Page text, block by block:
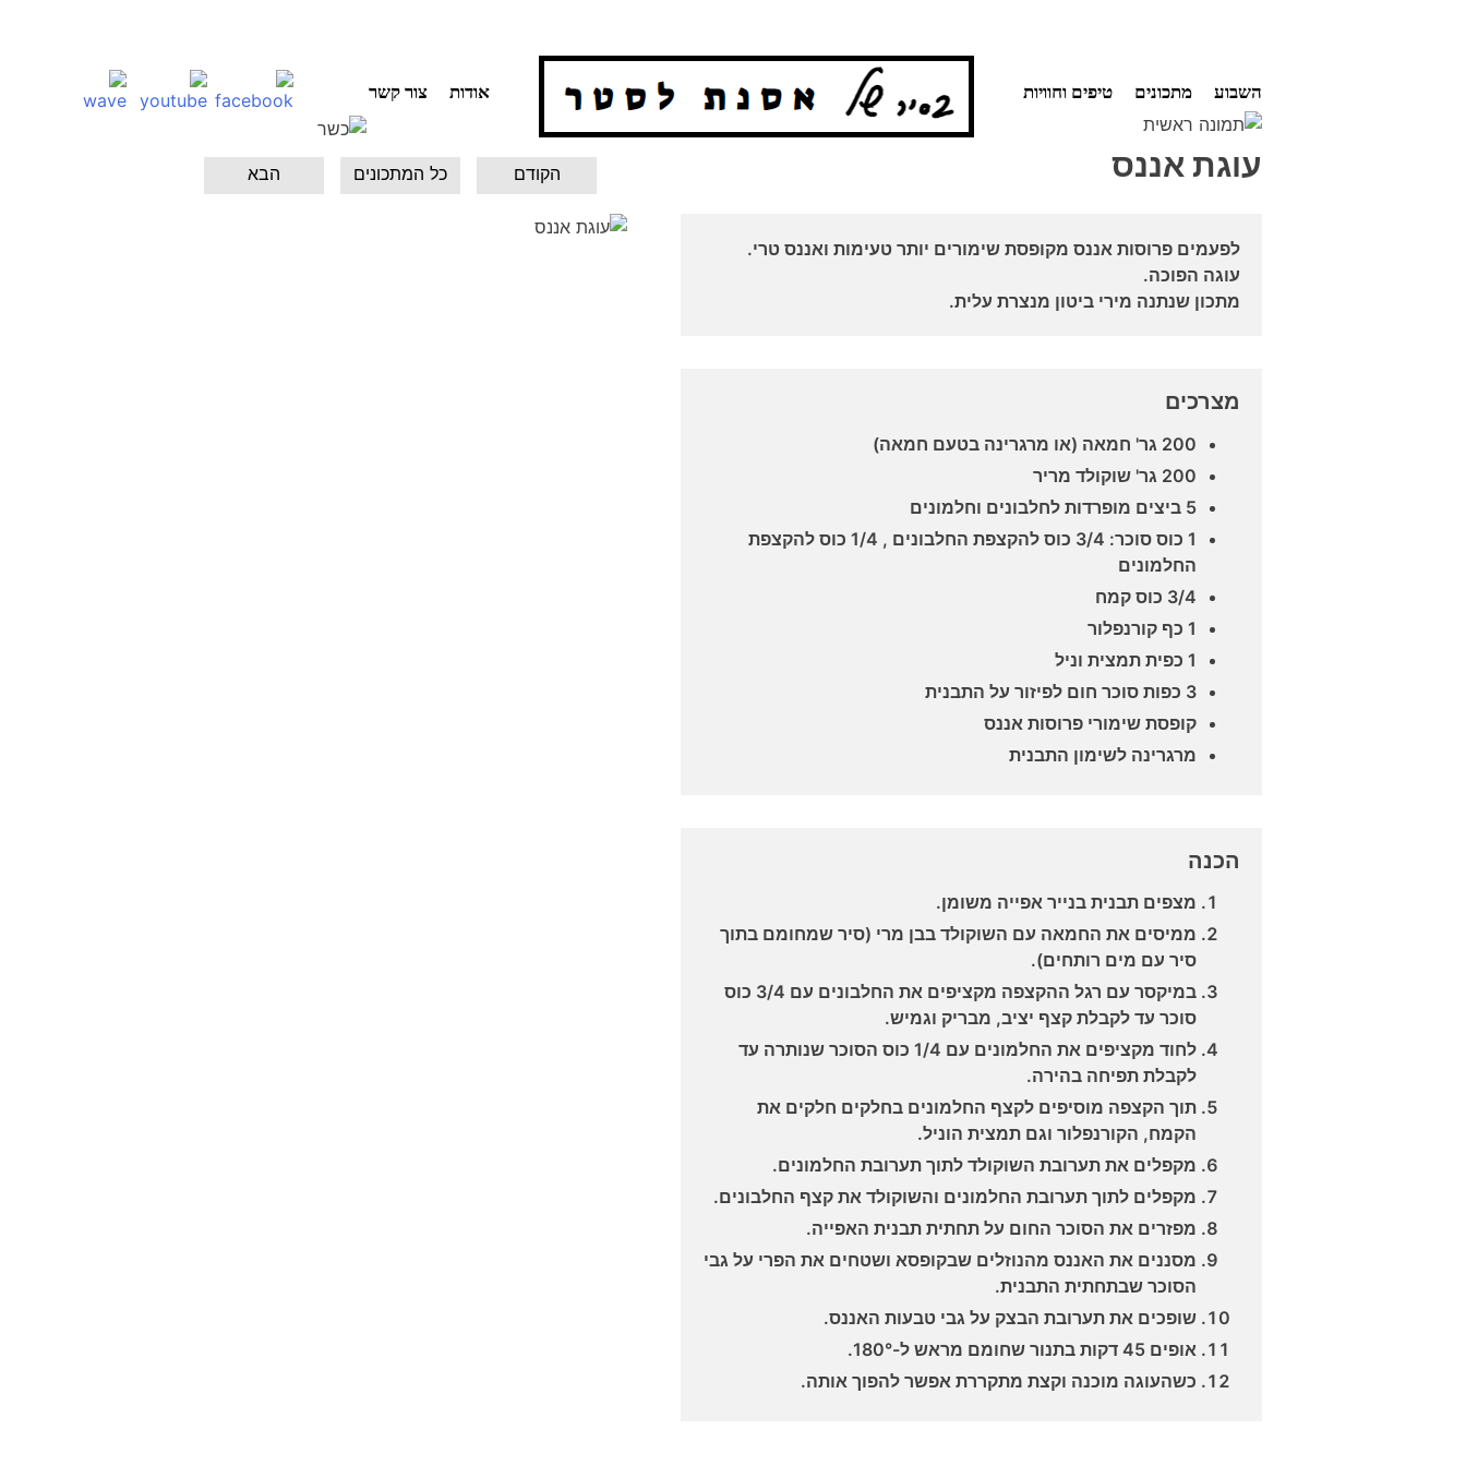
השבוע מתכונים טיפים וחוויות אודות צור קשר
עוגת אננס הבא כל המתכונים הקודם
לפעמים פרוסות אננס מקופסת שימורים יותר טעימות ואננס טרי.
עוגה הפוכה.
מתכון שנתנה מירי ביטון מנצרת עלית.
מצרכים
200 גר' חמאה (או מרגרינה בטעם חמאה)
200 גר' שוקולד מריר
5 ביצים מופרדות לחלבונים וחלמונים
1 כוס סוכר: 3/4 כוס להקצפת החלבונים , 1/4 כוס להקצפת
החלמונים
3/4 כוס קמח
1 כף קורנפלור
1 כפית תמצית וניל
3 כפות סוכר חום לפיזור על התבנית
קופסת שימורי פרוסות אננס
מרגרינה לשימון התבנית
הכנה
מצפים תבנית בנייר אפייה משומן.
ממיסים את החמאה עם השוקולד בבן מרי (סיר שמחומם בתוך
סיר עם מים רותחים).
במיקסר עם רגל ההקצפה מקציפים את החלבונים עם 3/4 כוס
סוכר עד לקבלת קצף יציב, מבריק וגמיש.
לחוד מקציפים את החלמונים עם 1/4 כוס הסוכר שנותרה עד
לקבלת תפיחה בהירה.
תוך הקצפה מוסיפים לקצף החלמונים בחלקים חלקים את
הקמח, הקורנפלור וגם תמצית הוניל.
מקפלים את תערובת השוקולד לתוך תערובת החלמונים.
מקפלים לתוך תערובת החלמונים והשוקולד את קצף החלבונים.
מפזרים את הסוכר החום על תחתית תבנית האפייה.
מסננים את האננס מהנוזלים שבקופסא ושטחים את הפרי על גבי
הסוכר שבתחתית התבנית.
שופכים את תערובת הבצק על גבי טבעות האננס.
אופים 45 דקות בתנור שחומם מראש ל-180°.
כשהעוגה מוכנה וקצת מתקררת אפשר להפוך אותה.